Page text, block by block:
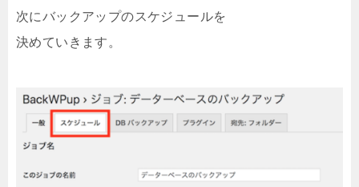
次にバックアップのスケジュールを
決めていきます。